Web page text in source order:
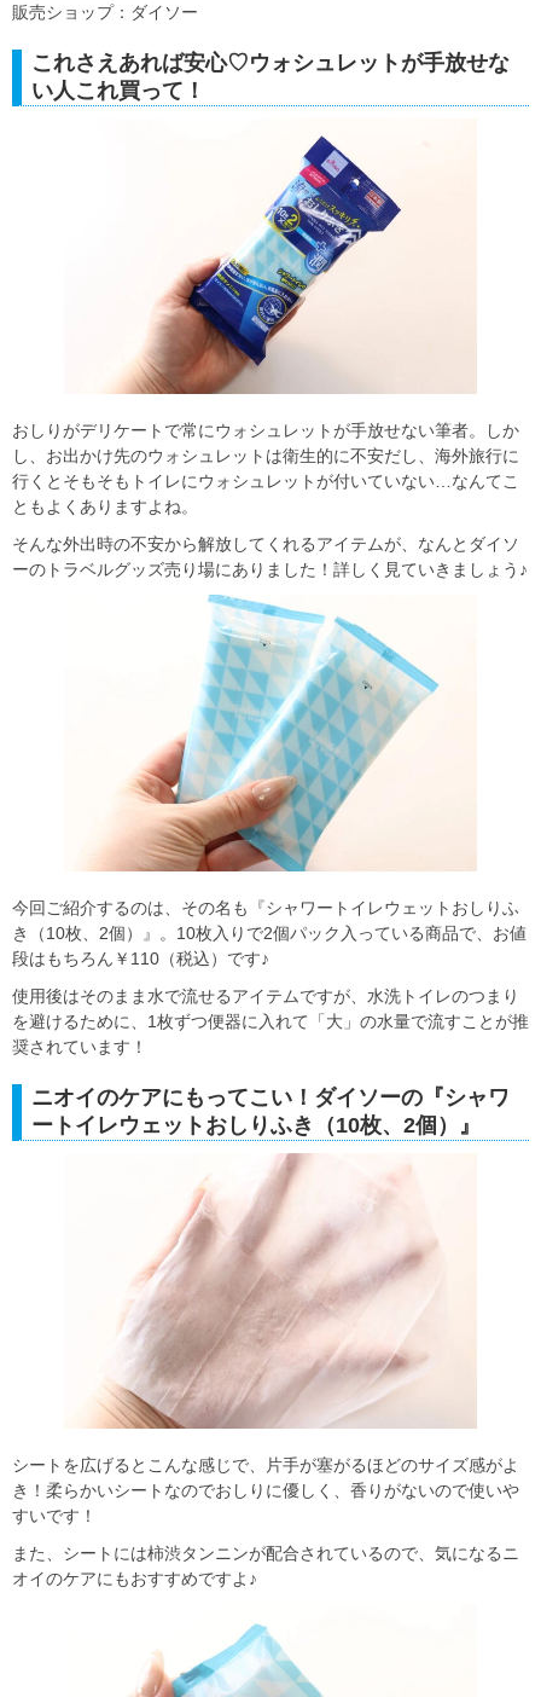
販売ショップ：ダイソー
これさえあれば安心♡ウォシュレットが手放せな
い人これ買って！
おしりがデリケートで常にウォシュレットが手放せない筆者。しか
し、お出かけ先のウォシュレットは衛生的に不安だし、海外旅行に
行くとそもそもトイレにウォシュレットが付いていない…なんてこ
ともよくありますよね。
そんな外出時の不安から解放してくれるアイテムが、なんとダイソ
ーのトラベルグッズ売り場にありました！詳しく見ていきましょう♪
今回ご紹介するのは、その名も『シャワートイレウェットおしりふ
き（10枚、2個）』。10枚入りで2個パック入っている商品で、お値
段はもちろん￥110（税込）です♪
使用後はそのまま水で流せるアイテムですが、水洗トイレのつまり
を避けるために、1枚ずつ便器に入れて「大」の水量で流すことが推
奨されています！
ニオイのケアにもってこい！ダイソーの『シャワ
ートイレウェットおしりふき（10枚、2個）』
シートを広げるとこんな感じで、片手が塞がるほどのサイズ感がよ
き！柔らかいシートなのでおしりに優しく、香りがないので使いや
すいです！
また、シートには柿渋タンニンが配合されているので、気になるニ
オイのケアにもおすすめですよ♪